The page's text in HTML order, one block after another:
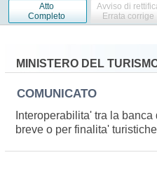
Atto
Completo
Avviso di
Errata corrige
MINISTERO DEL
COMUNICATO
Interoperabilita' tra la
breve o per finalita'